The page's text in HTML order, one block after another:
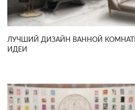
ЛУЧШИЙ ДИЗАЙН ВАННОЙ
ИДЕИ